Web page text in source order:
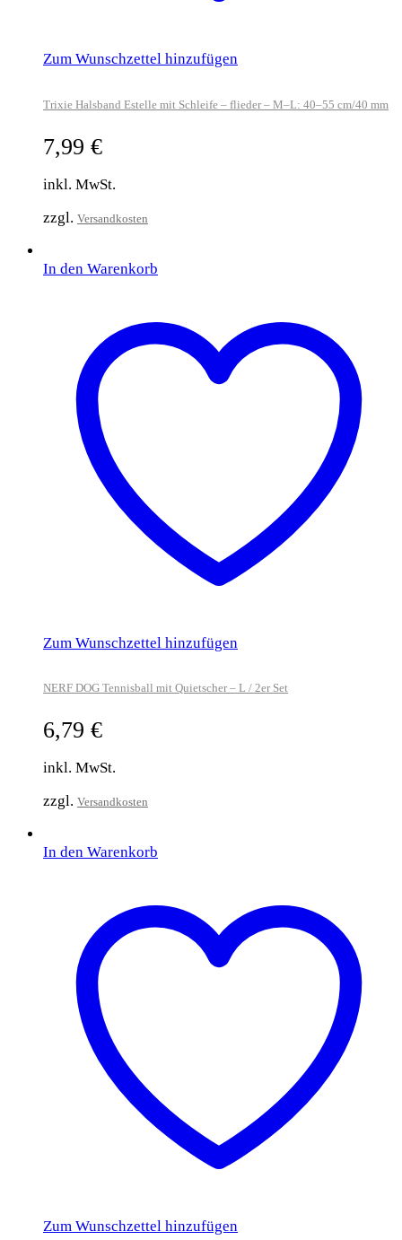
Zum Wunschzettel hinzufügen
Trixie Halsband Estelle mit Schleife – flieder – M–L: 40–55 cm/40 mm
7,99 €
inkl. MwSt.
zzgl. Versandkosten
In den Warenkorb
Zum Wunschzettel hinzufügen
NERF DOG Tennisball mit Quietscher – L / 2er Set
6,79 €
inkl. MwSt.
zzgl. Versandkosten
In den Warenkorb
Zum Wunschzettel hinzufügen